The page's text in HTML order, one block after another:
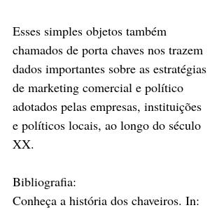
Esses simples objetos também
chamados de porta chaves nos trazem
dados importantes sobre as estratégias
de marketing comercial e político
adotados pelas empresas, instituições
e políticos locais, ao longo do século
XX.
Bibliografia:
Conheça a história dos chaveiros. In: